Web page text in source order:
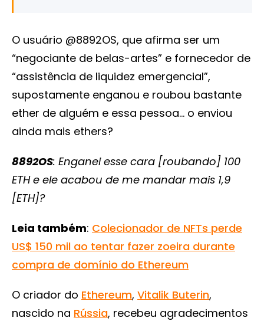
O usuário @8892OS, que afirma ser um
“negociante de belas-artes” e fornecedor de
“assistência de liquidez emergencial”,
supostamente enganou e roubou bastante
ether de alguém e essa pessoa… o enviou
ainda mais ethers?
8892OS: Enganei esse cara [roubando] 100
ETH e ele acabou de me mandar mais 1,9
[ETH]?
Leia também: Colecionador de NFTs perde
US$ 150 mil ao tentar fazer zoeira durante
compra de domínio do Ethereum
O criador do Ethereum, Vitalik Buterin,
nascido na Rússia, recebeu agradecimentos